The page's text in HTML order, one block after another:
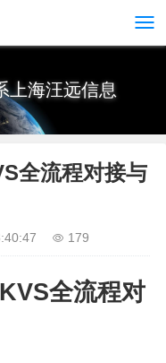
上海汪远信息
全流程对接与
179
全流程对